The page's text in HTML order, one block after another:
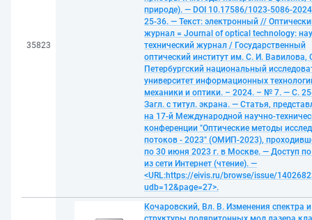
35823
природе). — DOI 10.17586/1023-5086-
25-36. — Текст: электронный //
журнал = Journal of optical technology:
технический журнал / Государственный
оптический институт им. С. И. Вавилова,
Петербургский национальный
университет информационных
механики и оптики. – 2024. – № 7. — С.
Загл. с титул. экрана. — Статья,
на 17-й Международной научно-
конференции "Оптические методы
потоков - 2023" (ОМИП-2023),
по 30 июня 2023 г. в Москве. — Доступ
из сети Интернет (чтение). —
<URL:https://eivis.ru/browse/issue/
udb=12&page=27>.
Кочаровский, Вл. В. Изменения спектра и